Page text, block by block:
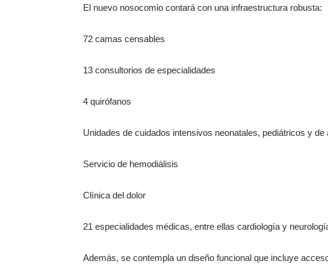
El nuevo nosocomio contará con una infraestructura robusta:
72 camas censables
13 consultorios de especialidades
4 quirófanos
Unidades de cuidados intensivos neonatales, pediátricos y de
Servicio de hemodiálisis
Clínica del dolor
21 especialidades médicas, entre ellas cardiología y
Además, se contempla un diseño funcional que incluye